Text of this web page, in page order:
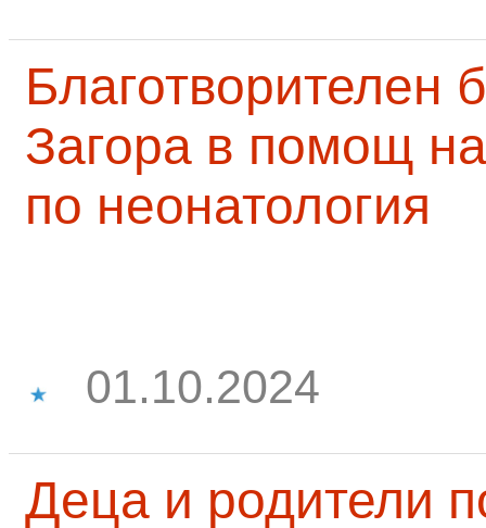
Благотворителен
Загора в помощ
по неонатология
01.10.2024
Деца и родители